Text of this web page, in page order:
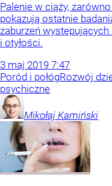
Palenie w ciąży,
pokazują ostatnie
zaburzeń
i otyłości.
3 maj 2019 7:47
Poród i połógRozwój
psychiczne
Mikołaj Kamiński